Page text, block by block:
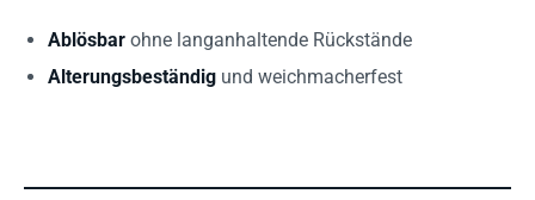
Ablösbar ohne langanhaltende Rückstände
Alterungsbeständig und weichmacherfest